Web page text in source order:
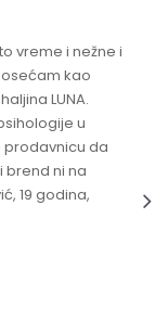
vreme i nežne i
kao
LUNA.
u
prodavnicu da
ni na
19 godina,